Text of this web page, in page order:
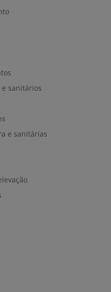
sanitários
e sanitárias